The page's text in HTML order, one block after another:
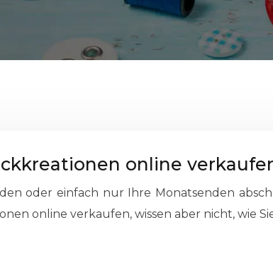
online
oder einfach nur Ihre Monatsenden
online verkaufen, wissen aber nicht, wie